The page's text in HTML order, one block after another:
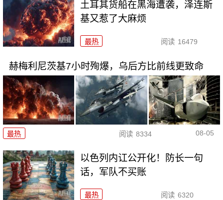
土耳其货船在黑海遭袭，泽连斯
基又惹了大麻烦
最热 阅读 16479
赫梅利尼茨基7小时殉爆，乌后方比前线更致命
最热 阅读 8334 08-05
以色列内讧公开化！防长一句
话，军队不买账
最热 阅读 6320